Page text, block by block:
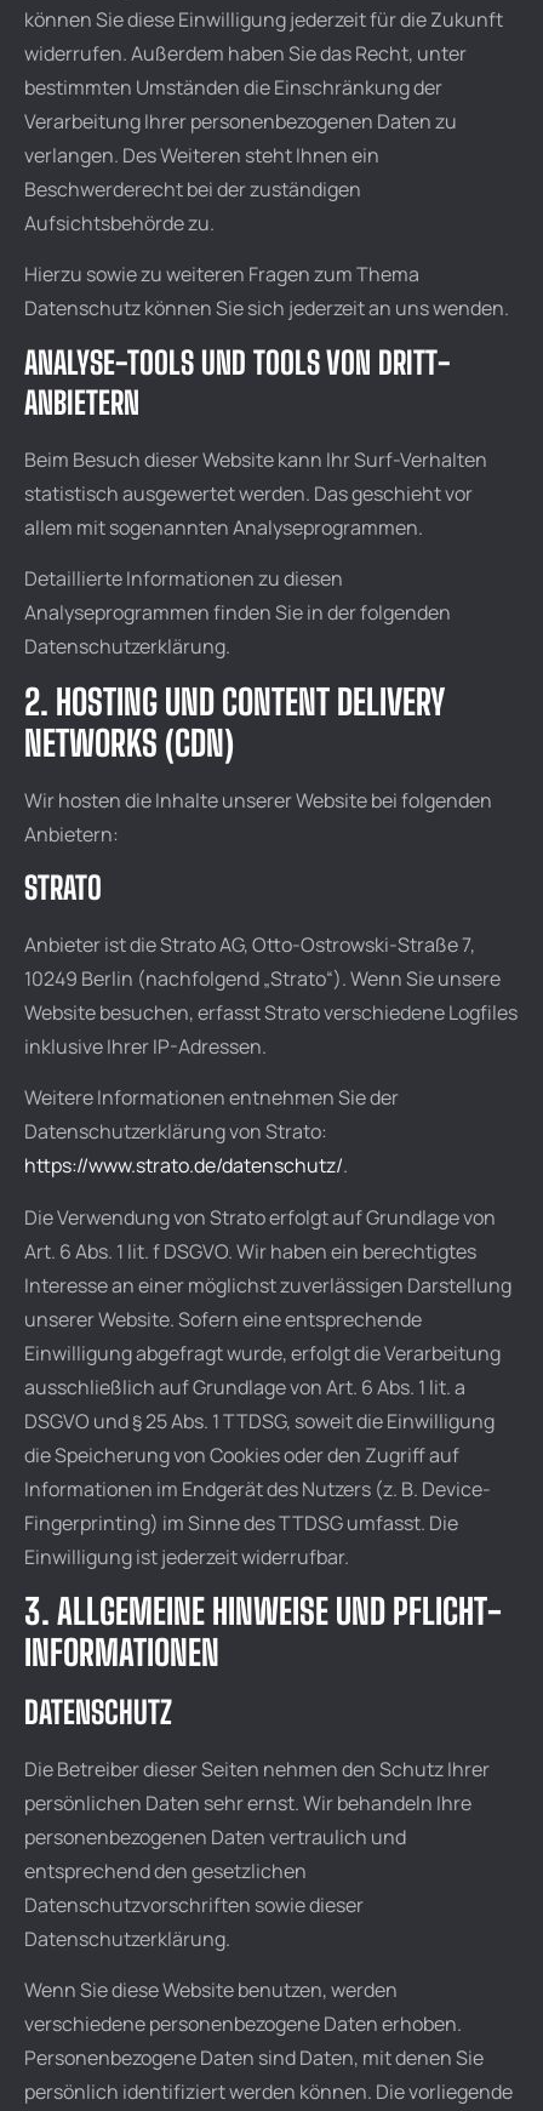
können Sie diese Einwilligung jederzeit für die Zukunft
widerrufen. Außerdem haben Sie das Recht, unter
bestimmten Umständen die Einschränkung der
Verarbeitung Ihrer personenbezogenen Daten zu
verlangen. Des Weiteren steht Ihnen ein
Beschwerderecht bei der zuständigen
Aufsichtsbehörde zu.
Hierzu sowie zu weiteren Fragen zum Thema
Datenschutz können Sie sich jederzeit an uns wenden.
ANALYSE-TOOLS UND TOOLS VON DRITT­
ANBIETERN
Beim Besuch dieser Website kann Ihr Surf-Verhalten
statistisch ausgewertet werden. Das geschieht vor
allem mit sogenannten Analyseprogrammen.
Detaillierte Informationen zu diesen
Analyseprogrammen finden Sie in der folgenden
Datenschutzerklärung.
2. HOSTING UND CONTENT DELIVERY
NETWORKS (CDN)
Wir hosten die Inhalte unserer Website bei folgenden
Anbietern:
STRATO
Anbieter ist die Strato AG, Otto-Ostrowski-Straße 7,
10249 Berlin (nachfolgend „Strato“). Wenn Sie unsere
Website besuchen, erfasst Strato verschiedene Logfiles
inklusive Ihrer IP-Adressen.
Weitere Informationen entnehmen Sie der
Datenschutzerklärung von Strato:
https://www.strato.de/datenschutz/.
Die Verwendung von Strato erfolgt auf Grundlage von
Art. 6 Abs. 1 lit. f DSGVO. Wir haben ein berechtigtes
Interesse an einer möglichst zuverlässigen Darstellung
unserer Website. Sofern eine entsprechende
Einwilligung abgefragt wurde, erfolgt die Verarbeitung
ausschließlich auf Grundlage von Art. 6 Abs. 1 lit. a
DSGVO und § 25 Abs. 1 TTDSG, soweit die Einwilligung
die Speicherung von Cookies oder den Zugriff auf
Informationen im Endgerät des Nutzers (z. B. Device-
Fingerprinting) im Sinne des TTDSG umfasst. Die
Einwilligung ist jederzeit widerrufbar.
3. ALLGEMEINE HINWEISE UND PFLICHT­
INFORMATIONEN
DATENSCHUTZ
Die Betreiber dieser Seiten nehmen den Schutz Ihrer
persönlichen Daten sehr ernst. Wir behandeln Ihre
personenbezogenen Daten vertraulich und
entsprechend den gesetzlichen
Datenschutzvorschriften sowie dieser
Datenschutzerklärung.
Wenn Sie diese Website benutzen, werden
verschiedene personenbezogene Daten erhoben.
Personenbezogene Daten sind Daten, mit denen Sie
persönlich identifiziert werden können. Die vorliegende